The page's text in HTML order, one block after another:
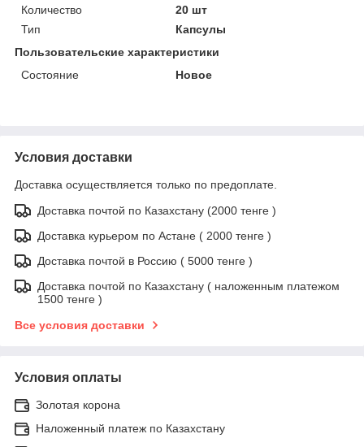
Количество
20 шт
Тип
Капсулы
Пользовательские характеристики
Состояние
Новое
Условия доставки
Доставка осуществляется только по предоплате.
Доставка почтой по Казахстану (2000 тенге )
Доставка курьером по Астане ( 2000 тенге )
Доставка почтой в Россию ( 5000 тенге )
Доставка почтой по Казахстану ( наложенным платежом
1500 тенге )
Все условия доставки
Условия оплаты
Золотая корона
Наложенный платеж по Казахстану